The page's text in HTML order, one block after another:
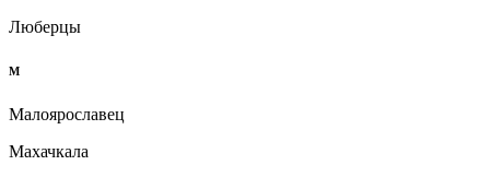
Люберцы
М
Малоярославец
Махачкала